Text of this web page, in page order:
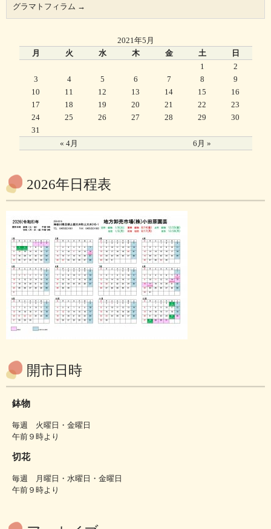
グラマトフィラム →
2021年5月
月
火 水 木 金 土 日
« 4月 6月 »
1
2
3
4 5 6 7 8
9
10
11 12 13 14 15
16
17
18 19 20 21 22
23
24
25 26 27 28 29
30
31
2026年日程表
開市日時
鉢物
毎週 火曜日・金曜日
午前９時より
切花
毎週 月曜日・水曜日・金曜日
午前９時より